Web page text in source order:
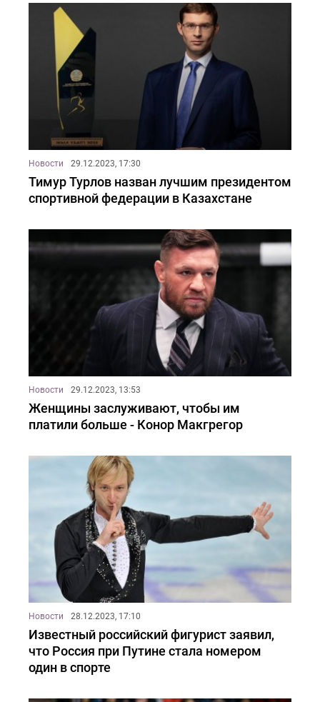
Новости 29.12.2023, 17:30
Тимур Турлов назван лучшим президентом
спортивной федерации в Казахстане
Новости 29.12.2023, 13:53
Женщины заслуживают, чтобы им
платили больше - Конор Макгрегор
Новости 28.12.2023, 17:10
Известный российский фигурист заявил,
что Россия при Путине стала номером
один в спорте